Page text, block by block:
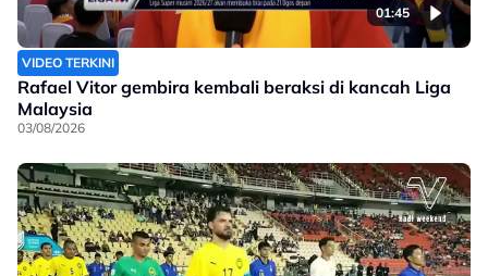
01:45
VIDEO TERKINI
Rafael Vitor gembira kembali beraksi di kancah Liga
Malaysia
03/08/2026